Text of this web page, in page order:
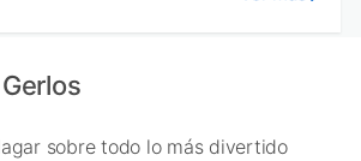
sobre todo lo más divertido